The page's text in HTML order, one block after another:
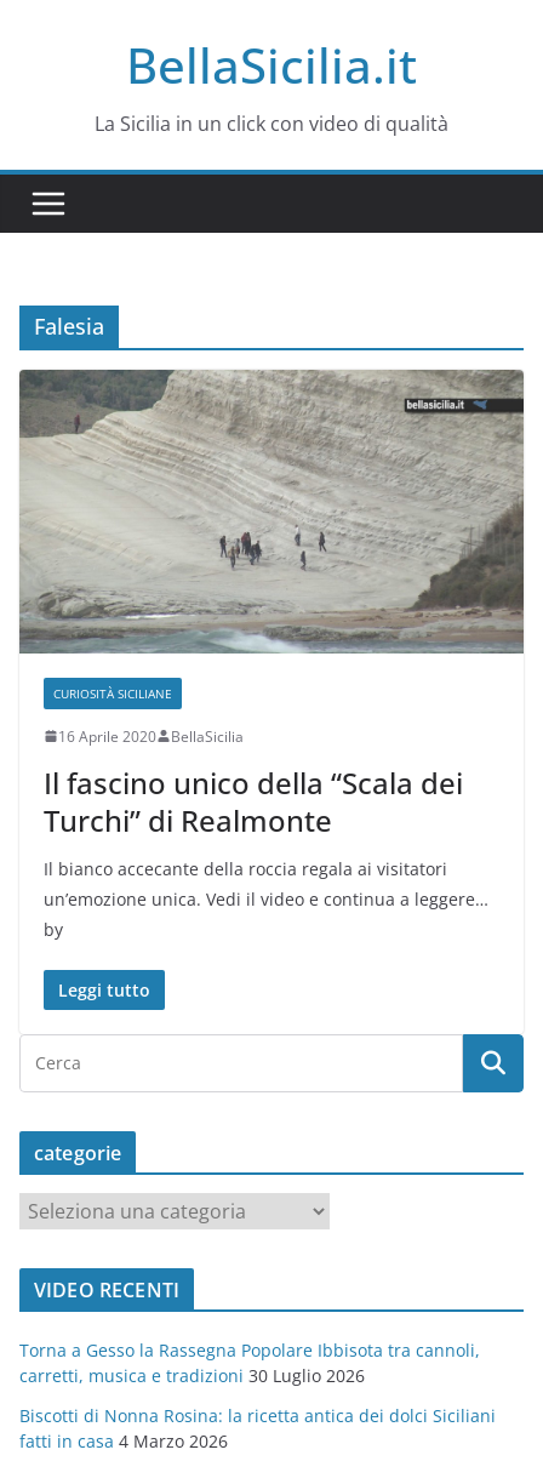
BellaSicilia.it
La Sicilia in un click con video di qualità
Falesia
CURIOSITÀ SICILIANE
16 Aprile 2020 BellaSicilia
Il fascino unico della “Scala dei
Turchi” di Realmonte
Il bianco accecante della roccia regala ai visitatori
un’emozione unica. Vedi il video e continua a leggere…
by
Leggi tutto
categorie
a
t
o
r
i
e
VIDEO RECENTI
Torna a Gesso la Rassegna Popolare Ibbisota tra cannoli,
carretti, musica e tradizioni 30 Luglio 2026
Biscotti di Nonna Rosina: la ricetta antica dei dolci Siciliani
fatti in casa 4 Marzo 2026